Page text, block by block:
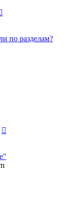
по разделам?